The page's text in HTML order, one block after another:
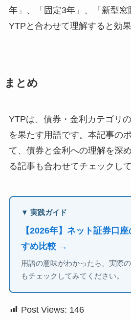
年」、「固定3年」、「新型窓
YTPと合わせて理解すると効果
まとめ
YTPは、債券・金利カテゴリ
を果たす用語です。本記事の
て、債券と金利への理解を深
る記事も合わせてチェックし
▼ 実践ガイド
【2026年】ネット証券口
すめ比較 →
用語の意味がわかったら、実際
もチェックしてみてください。
Post Views: 146